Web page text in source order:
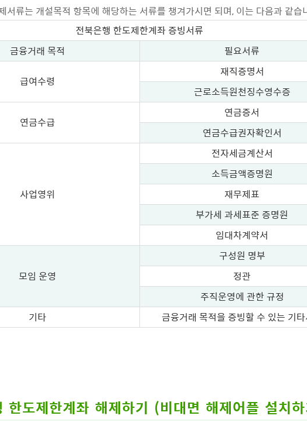
서류는 개설목적 항목에 해당하는 서류를 챙겨가시면 되며, 이는 다음과 같습
전북은행 한도제한계좌 증빙서류
금융거래 목적
필요서류
급여수령
재직증명서
근로소득원천징수영수증
연금수급
연금증서
연금수급권자확인서
사업영위
전자세금계산서
소득금액증명원
재무제표
부가세 과세표준 증명원
임대차계약서
모임 운영
구성원 명부
정관
주직운영에 관한 규정
기타
금융거래 목적을 증빙할 수 있는 기
한도제한계좌 해제하기 (비대면 해제어플 설치